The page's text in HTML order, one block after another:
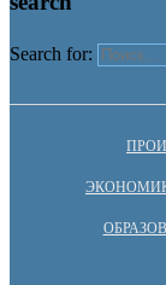
Search for: